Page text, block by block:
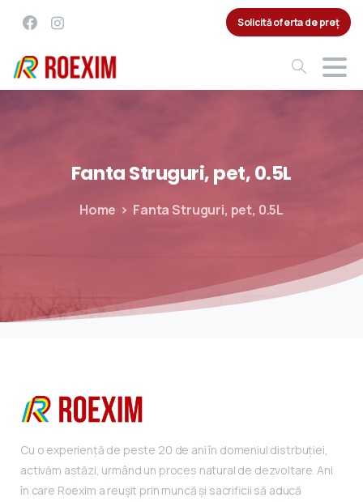
Solicită oferta de preț
FantaStruguri,pet,0.5L
Home Fanta Struguri, pet, 0.5L
Cu o experiență de peste 20 de ani în domeniul distrbuției,
activăm astăzi, urmând un proces natural de dezvoltare. Ani
în care Roexim a reușit prin muncă și sacrificii să aducă